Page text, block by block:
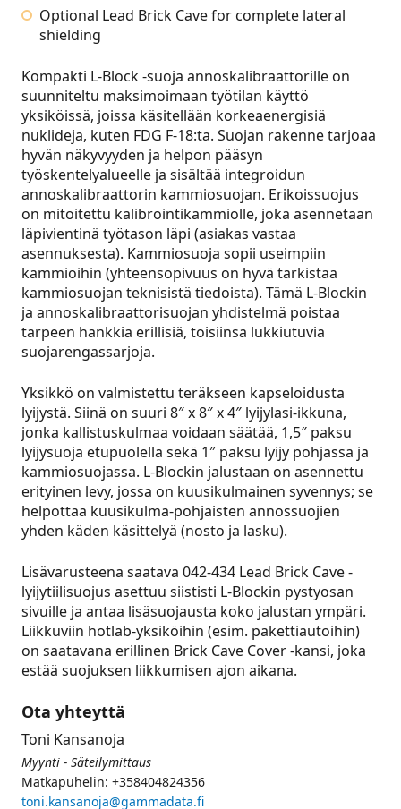
Optional Lead Brick Cave for complete lateral
shielding
Kompakti L-Block -suoja annoskalibraattorille on
suunniteltu maksimoimaan työtilan käyttö
yksiköissä, joissa käsitellään korkeaenergisiä
nuklideja, kuten FDG F‑18:ta. Suojan rakenne tarjoaa
hyvän näkyvyyden ja helpon pääsyn
työskentelyalueelle ja sisältää integroidun
annoskalibraattorin kammiosuojan. Erikoissuojus
on mitoitettu kalibrointikammiolle, joka asennetaan
läpivientinä työtason läpi (asiakas vastaa
asennuksesta). Kammiosuoja sopii useimpiin
kammioihin (yhteensopivuus on hyvä tarkistaa
kammiosuojan teknisistä tiedoista). Tämä L-Blockin
ja annoskalibraattorisuojan yhdistelmä poistaa
tarpeen hankkia erillisiä, toisiinsa lukkiutuvia
suojarengassarjoja.
Yksikkö on valmistettu teräkseen kapseloidusta
lyijystä. Siinä on suuri 8″ x 8″ x 4″ lyijylasi-ikkuna,
jonka kallistuskulmaa voidaan säätää, 1,5″ paksu
lyijysuoja etupuolella sekä 1″ paksu lyijy pohjassa ja
kammiosuojassa. L-Blockin jalustaan on asennettu
erityinen levy, jossa on kuusikulmainen syvennys; se
helpottaa kuusikulma-pohjaisten annossuojien
yhden käden käsittelyä (nosto ja lasku).
Lisävarusteena saatava 042‑434 Lead Brick Cave -
lyijytiilisuojus asettuu siististi L-Blockin pystyosan
sivuille ja antaa lisäsuojausta koko jalustan ympäri.
Liikkuviin hotlab-yksiköihin (esim. pakettiautoihin)
on saatavana erillinen Brick Cave Cover -kansi, joka
estää suojuksen liikkumisen ajon aikana.
Ota yhteyttä
Toni Kansanoja
Myynti - Säteilymittaus
Matkapuhelin: +358404824356
toni.kansanoja@gammadata.fi